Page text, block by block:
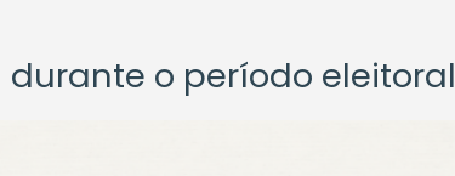
o período eleitoral